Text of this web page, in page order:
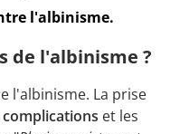
l'albinisme.
de l'albinisme ?
l'albinisme. La prise
et les